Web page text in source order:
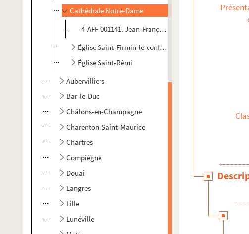
Cathédrale Notre-Dame
4-AFF-001141. Jean-François Dufresne, prêtre,
Église Saint-Firmin-le-confesseur
Église Saint-Rémi
Aubervilliers
Bar-le-Duc
Châlons-en-Champagne
Charenton-Saint-Maurice
Chartres
Compiègne
Douai
Langres
Lille
Lunéville